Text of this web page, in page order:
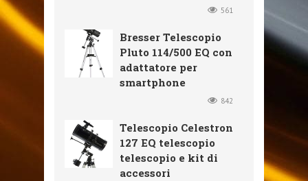
561
Bresser Telescopio
Pluto 114/500 EQ con
adattatore per
smartphone
842
Telescopio Celestron
127 EQ telescopio
telescopio e kit di
accessori